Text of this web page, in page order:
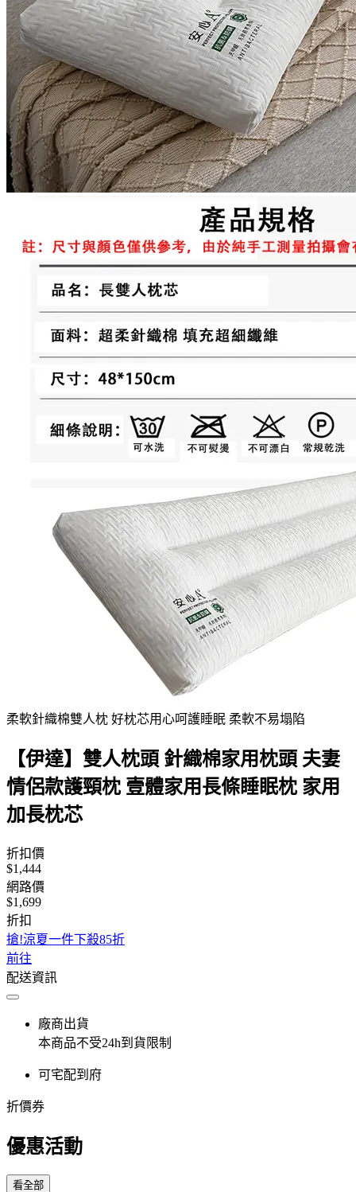
柔軟針織棉雙人枕 好枕芯用心呵護睡眠 柔軟不易塌陷
【伊達】雙人枕頭 針織棉家用枕頭 夫妻
情侶款護頸枕 壹體家用長條睡眠枕 家用
加長枕芯
折扣價
$1,444
網路價
$1,699
折扣
搶!涼夏一件下殺85折
前往
配送資訊
廠商出貨
本商品不受24h到貨限制
可宅配到府
折價券
優惠活動
看全部